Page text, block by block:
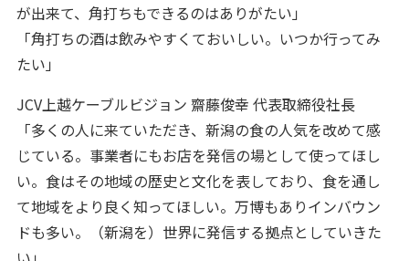
が出来て、角打ちもできるのはありがたい」
「角打ちの酒は飲みやすくておいしい。いつか行ってみ
たい」
JCV上越ケーブルビジョン 齋藤俊幸 代表取締役社長
「多くの人に来ていただき、新潟の食の人気を改めて感
じている。事業者にもお店を発信の場として使ってほし
い。食はその地域の歴史と文化を表しており、食を通し
て地域をより良く知ってほしい。万博もありインバウン
ドも多い。（新潟を）世界に発信する拠点としていきた